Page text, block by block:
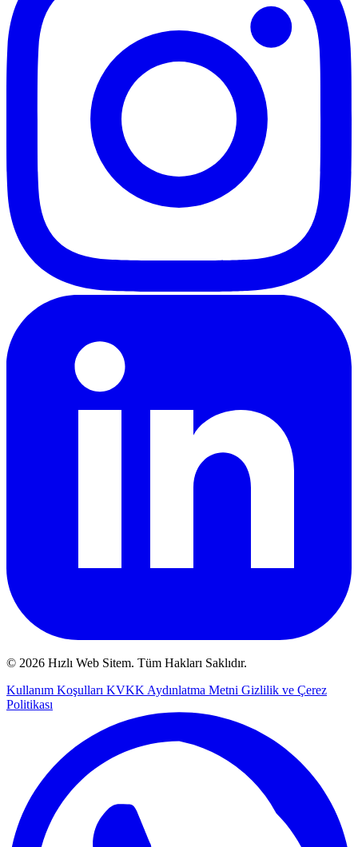
© 2026 Hızlı Web Sitem. Tüm Hakları Saklıdır.
Kullanım Koşulları KVKK Aydınlatma Metni Gizlilik ve Çerez
Politikası